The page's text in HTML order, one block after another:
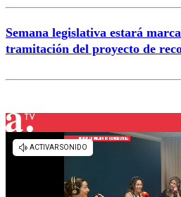
Semana legislativa estará
tramitación del proyecto de